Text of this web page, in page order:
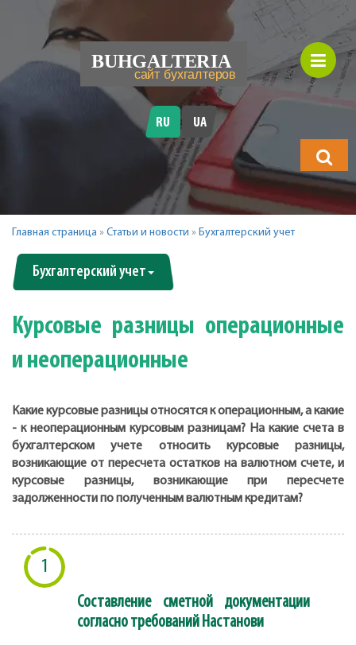
будете
искать?
RU UA
Главная страница » Статьи и новости » Бухгалтерский учет
Бухгалтерский учет
Курсовые разницы операционные
и неоперационные
Какие курсовые разницы относятся к операционным, а какие
- к неоперационным курсовым разницам? На какие счета в
бухгалтерском учете относить курсовые разницы,
возникающие от пересчета остатков на валютном счете, и
курсовые разницы, возникающие при пересчете
задолженности по полученным валютным кредитам?
1
Составление сметной документации
согласно требований Настанови